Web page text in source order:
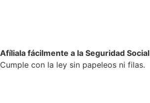
Afíliala fácilmente a la Seguridad Social
Cumple con la ley sin papeleos ni filas.